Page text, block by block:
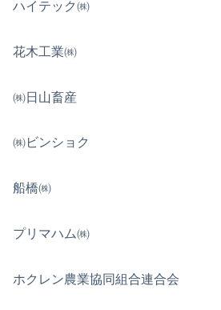
ハイテック㈱
花木工業㈱
㈱日山畜産
㈱ビンショク
船橋㈱
プリマハム㈱
ホクレン農業協同組合連合会